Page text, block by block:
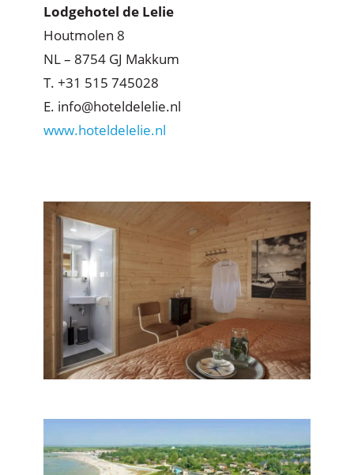
Lodgehotel de Lelie
Houtmolen 8
NL – 8754 GJ Makkum
T. +31 515 745028
E. info@hoteldelelie.nl
www.hoteldelelie.nl